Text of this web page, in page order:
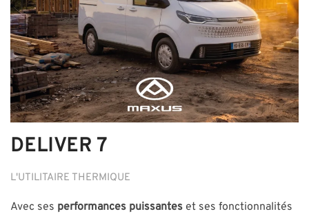
DELIVER 7
L'UTILITAIRE THERMIQUE
Avec ses performances puissantes et ses fonctionnalités